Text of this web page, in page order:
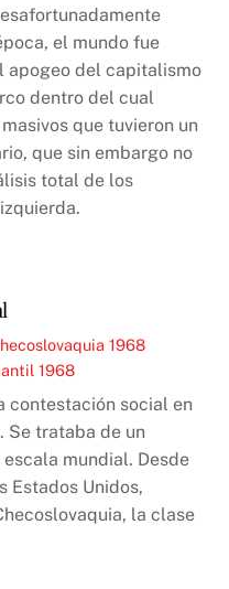
el mundo fue
apogeo del capitalismo
dentro del cual
que tuvieron un
que sin embargo no
total de los
1968
1968
contestación social en
Se trataba de un
mundial. Desde
Estados Unidos,
la clase